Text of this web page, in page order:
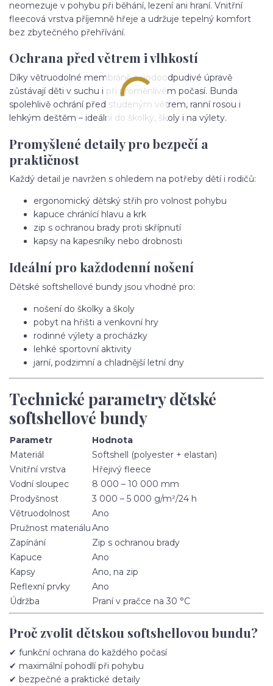
neomezuje v pohybu při běhání, lezení ani hraní. Vnitřní
fleecová vrstva příjemně hřeje a udržuje tepelný komfort
bez zbytečného přehřívání.
Ochrana před větrem i vlhkostí
Díky větruodolné membráně a vodoodpudivé úpravě
zůstávají děti v suchu i při proměnlivém počasí. Bunda
spolehlivě ochrání před studeným větrem, ranní rosou i
lehkým deštěm – ideální do školky, školy i na výlety.
Promyšlené detaily pro bezpečí a
praktičnost
Každý detail je navržen s ohledem na potřeby dětí i rodičů:
ergonomický dětský střih pro volnost pohybu
kapuce chránící hlavu a krk
zip s ochranou brady proti skřípnutí
kapsy na kapesníky nebo drobnosti
Ideální pro každodenní nošení
Dětské softshellové bundy jsou vhodné pro:
nošení do školky a školy
pobyt na hřišti a venkovní hry
rodinné výlety a procházky
lehké sportovní aktivity
jarní, podzimní a chladnější letní dny
Technické parametry dětské
softshellové bundy
Parametr
Hodnota
Materiál
Softshell (polyester + elastan)
Vnitřní vrstva
Hřejivý fleece
Vodní sloupec
8 000 – 10 000 mm
Prodyšnost
3 000 – 5 000 g/m²/24 h
Větruodolnost
Ano
Pružnost materiáluAno
Zapínání
Zip s ochranou brady
Kapuce
Ano
Kapsy
Ano, na zip
Reflexní prvky
Ano
Údržba
Praní v pračce na 30 °C
Proč zvolit dětskou softshellovou bundu?
✔ funkční ochrana do každého počasí
✔ maximální pohodlí při pohybu
✔ bezpečné a praktické detaily